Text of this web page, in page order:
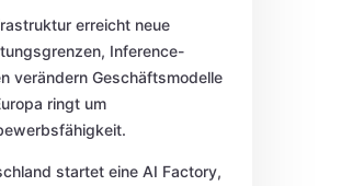
erreicht neue
Inference-
verändern Geschäftsmodelle
ringt um
startet eine AI Factory,